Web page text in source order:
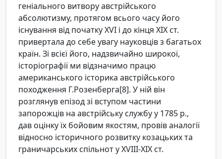
геніального витвору австрійського
абсолютизму, протягом всього часу його
існування від початку XVI і до кінця ХІХ ст.
привертала до себе увагу науковців з багатьох
країн. Зі всієї його, надзвичайно широкої,
історіографії ми відзначимо працю
американського історика австрійського
походження Г.Розенберга[8]. У ній він
розглянув епізод зі вступом частини
запорожців на австрійську службу у 1785 р.,
дав оцінку їх бойовим якостям, провів аналогії
відносно історичного розвитку козацьких та
граничарських спільнот у XVIII-ХІХ ст.